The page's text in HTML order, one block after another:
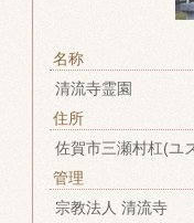
名称
清流寺霊園
住所
佐賀市三瀬村杠(ユ
管理
宗教法人 清流寺